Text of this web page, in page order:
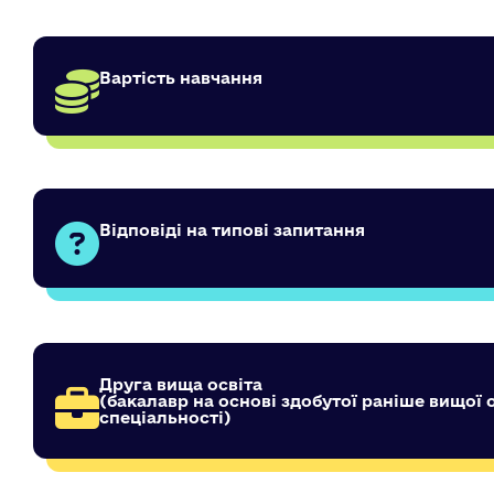
Вартість навчання
Відповіді на типові запитання
Друга вища освіта
(бакалавр на основі здобутої раніше вищої
спеціальності)